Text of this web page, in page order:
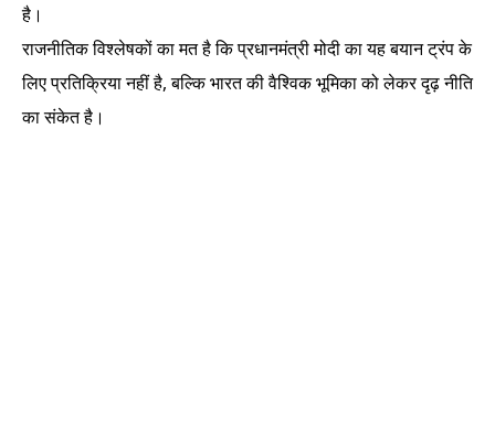
है।
राजनीतिक विश्लेषकों का मत है कि प्रधानमंत्री मोदी का यह बयान ट्रंप के
लिए प्रतिक्रिया नहीं है, बल्कि भारत की वैश्विक भूमिका को लेकर दृढ़ नीति
का संकेत है।